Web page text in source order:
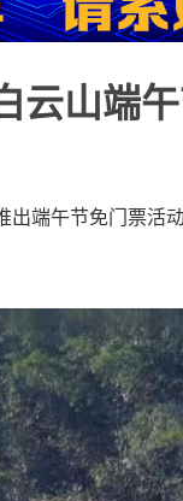
山端午
出端午节免门票活